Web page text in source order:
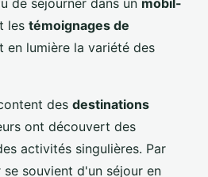
de séjourner dans un mobil-
les témoignages de
en lumière la variété des
des destinations
ont découvert des
activités singulières. Par
souvient d'un séjour en